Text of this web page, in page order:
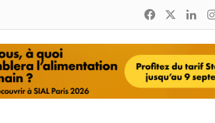
Facebook